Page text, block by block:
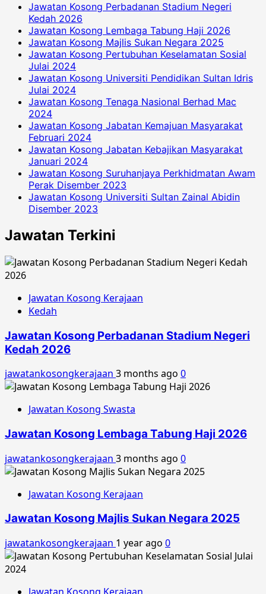
Jawatan Kosong Perbadanan Stadium Negeri
Kedah 2026
Jawatan Kosong Lembaga Tabung Haji 2026
Jawatan Kosong Majlis Sukan Negara 2025
Jawatan Kosong Pertubuhan Keselamatan Sosial
Julai 2024
Jawatan Kosong Universiti Pendidikan Sultan Idris
Julai 2024
Jawatan Kosong Tenaga Nasional Berhad Mac
2024
Jawatan Kosong Jabatan Kemajuan Masyarakat
Februari 2024
Jawatan Kosong Jabatan Kebajikan Masyarakat
Januari 2024
Jawatan Kosong Suruhanjaya Perkhidmatan Awam
Perak Disember 2023
Jawatan Kosong Universiti Sultan Zainal Abidin
Disember 2023
Jawatan Terkini
Jawatan Kosong Kerajaan
Kedah
Jawatan Kosong Perbadanan Stadium Negeri
Kedah 2026
jawatankosongkerajaan 3 months ago 0
Jawatan Kosong Swasta
Jawatan Kosong Lembaga Tabung Haji 2026
jawatankosongkerajaan 3 months ago 0
Jawatan Kosong Kerajaan
Jawatan Kosong Majlis Sukan Negara 2025
jawatankosongkerajaan 1 year ago 0